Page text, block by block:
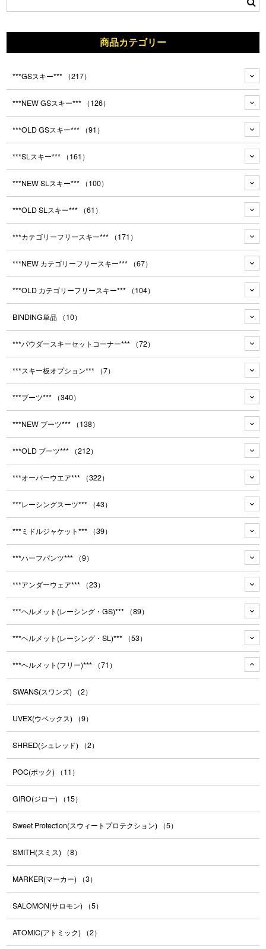
商品カテゴリー
***GSスキー*** （217）
***NEW GSスキー*** （126）
***OLD GSスキー*** （91）
***SLスキー*** （161）
***NEW SLスキー*** （100）
***OLD SLスキー*** （61）
***カテゴリーフリースキー*** （171）
***NEW カテゴリーフリースキー*** （67）
***OLD カテゴリーフリースキー*** （104）
BINDING単品 （10）
***パウダースキーセットコーナー*** （72）
***スキー板オプション*** （7）
***ブーツ*** （340）
***NEW ブーツ*** （138）
***OLD ブーツ*** （212）
***オーバーウエア*** （322）
***レーシングスーツ*** （43）
***ミドルジャケット*** （39）
***ハーフパンツ*** （9）
***アンダーウェア*** （23）
***ヘルメット(レーシング・GS)*** （89）
***ヘルメット(レーシング・SL)*** （53）
***ヘルメット(フリー)*** （71）
SWANS(スワンズ) （2）
UVEX(ウベックス) （9）
SHRED(シュレッド) （2）
POC(ポック) （11）
GIRO(ジロー) （15）
Sweet Protection(スウィートプロテクション) （5）
SMITH(スミス) （8）
MARKER(マーカー) （3）
SALOMON(サロモン) （5）
ATOMIC(アトミック) （2）